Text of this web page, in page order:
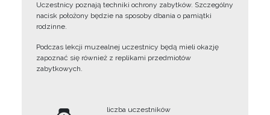
Uczestnicy poznają techniki ochrony zabytków. Szczególny
nacisk położony będzie na sposoby dbania o pamiątki
rodzinne.
Podczas lekcji muzealnej uczestnicy będą mieli okazję
zapoznać się również z replikami przedmiotów
zabytkowych.
liczba uczestników